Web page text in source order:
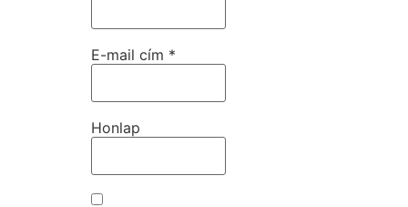
E-mail cím *
Honlap